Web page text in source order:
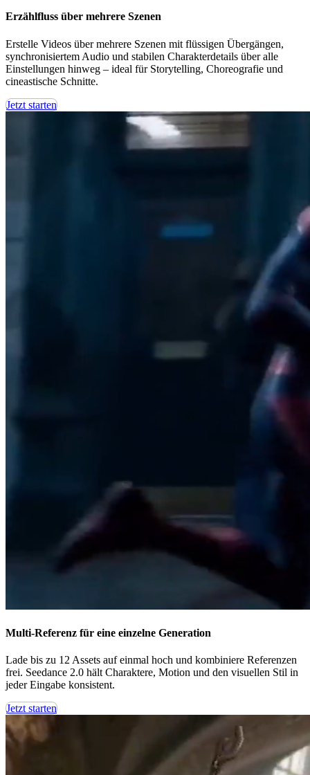
Erzählfluss über mehrere Szenen
Erstelle Videos über mehrere Szenen mit flüssigen Übergängen,
synchronisiertem Audio und stabilen Charakterdetails über alle
Einstellungen hinweg – ideal für Storytelling, Choreografie und
cineastische Schnitte.
Jetzt starten
Multi-Referenz für eine einzelne Generation
Lade bis zu 12 Assets auf einmal hoch und kombiniere Referenzen
frei. Seedance 2.0 hält Charaktere, Motion und den visuellen Stil in
jeder Eingabe konsistent.
Jetzt starten